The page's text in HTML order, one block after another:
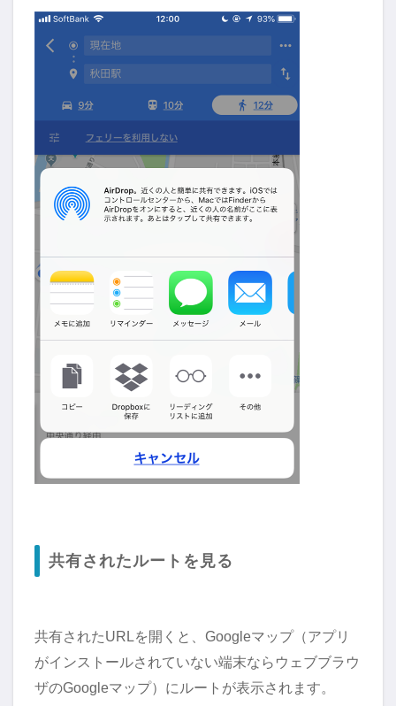
共有されたルートを見る
共有されたURLを開くと、Googleマップ（アプリ
がインストールされていない端末ならウェブブラウ
ザのGoogleマップ）にルートが表示されます。